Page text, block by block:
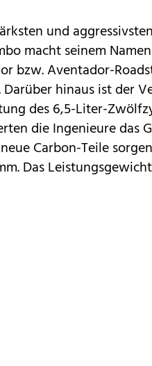
und
macht seinem
bzw.Aventador-
hinaus ist der
des 6,5-Liter-
die Ingenieure das
Carbon-Teile
Das